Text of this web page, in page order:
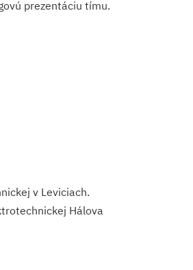
prezentáciu tímu.
v Leviciach.
Hálova